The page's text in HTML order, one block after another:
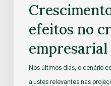
efeitos no
empresarial
Nos últimos dias, o cenário
ajustes relevantes nas